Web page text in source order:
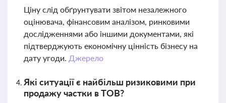
Ціну слід обґрунтувати звітом незалежного
оцінювача, фінансовим аналізом, ринковими
дослідженнями або іншими документами, які
підтверджують економічну цінність бізнесу на
дату угоди. Джерело
Які ситуації є найбільш ризиковими при
продажу частки в ТОВ?